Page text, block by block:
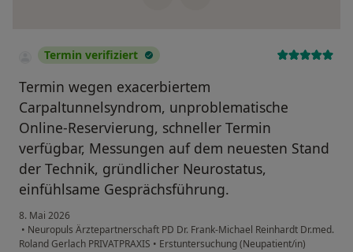
Termin verifiziert
Termin wegen exacerbiertem
Carpaltunnelsyndrom, unproblematische
Online-Reservierung, schneller Termin
verfügbar, Messungen auf dem neuesten Stand
der Technik, gründlicher Neurostatus,
einfühlsame Gesprächsführung.
8. Mai 2026
• Neuropuls Ärztepartnerschaft PD Dr. Frank-Michael Reinhardt Dr.med.
Roland Gerlach PRIVATPRAXIS • Erstuntersuchung (Neupatient/in)